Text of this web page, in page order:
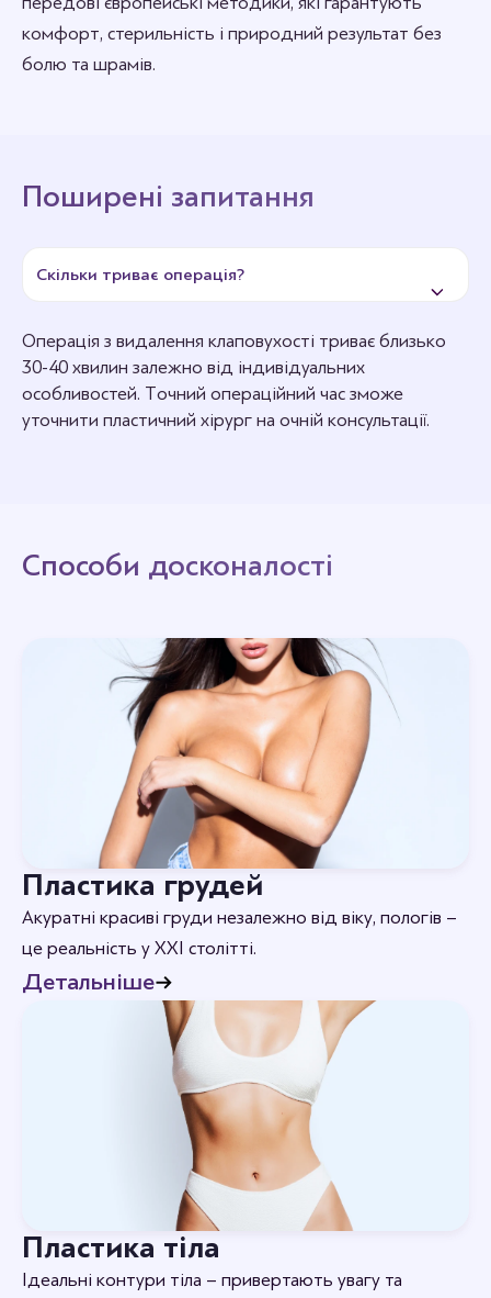
комфорт, стерильність і природний результат без
болю та шрамів.
Поширені запитання
Скільки триває операція?
Операція з видалення клаповухості триває близько
30-40 хвилин залежно від індивідуальних
особливостей. Точний операційний час зможе
уточнити пластичний хірург на очній консультації.
Способи досконалості
Пластика грудей
Акуратні красиві груди незалежно від віку, пологів –
це реальність у XXI столітті.
Детальніше
Пластика тіла
Ідеальні контури тіла – привертають увагу та